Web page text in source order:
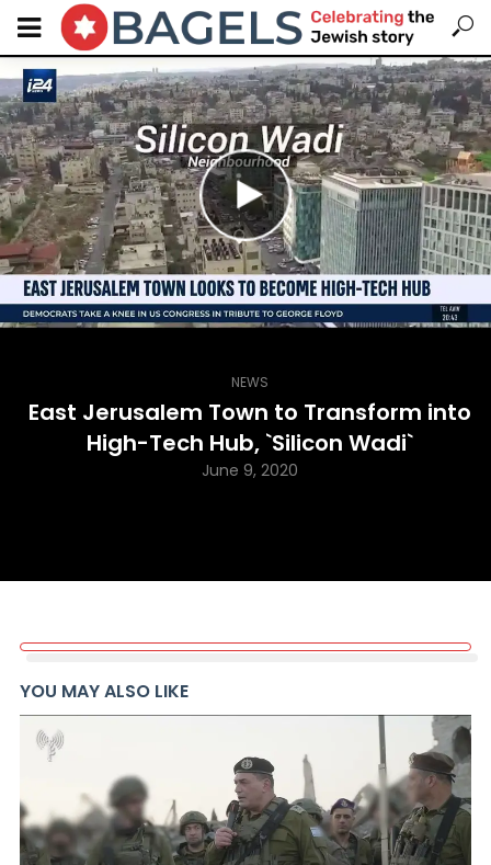
NEWS
East Jerusalem Town to Transform into
High-Tech Hub, `Silicon Wadi`
June 9, 2020
YOU MAY ALSO LIKE